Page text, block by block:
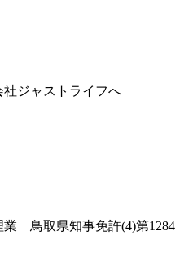
業 鳥取県知事免許(4)第1284